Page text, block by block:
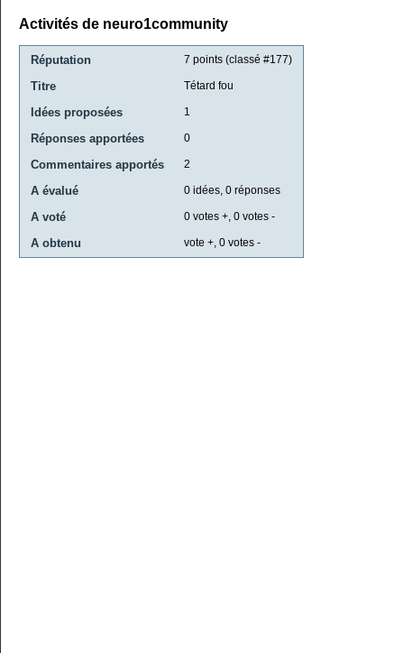
Activités de neuro1community
Réputation 7 points (classé #177)
Titre Tétard fou
Idées proposées 1
Réponses apportées 0
Commentaires apportés 2
A évalué 0 idées, 0 réponses
A voté 0 votes +, 0 votes -
A obtenu vote +, 0 votes -